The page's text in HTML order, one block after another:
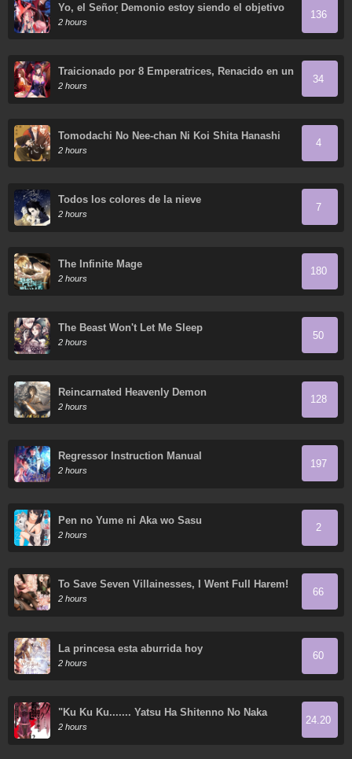
Yo, el Señor Demonio estoy siendo el objetivo
de mis discípulas
2 hours
136
Traicionado por 8 Emperatrices, Renacido en un
Arrepentimiento que Desgarra las Entrañas
2 hours
34
Tomodachi No Nee-chan Ni Koi Shita Hanashi
2 hours
4
Todos los colores de la nieve
2 hours
7
The Infinite Mage
2 hours
180
The Beast Won't Let Me Sleep
2 hours
50
Reincarnated Heavenly Demon
2 hours
128
Regressor Instruction Manual
2 hours
197
Pen no Yume ni Aka wo Sasu
2 hours
2
To Save Seven Villainesses, I Went Full Harem!
2 hours
66
La princesa esta aburrida hoy
2 hours
60
"Ku Ku Ku....... Yatsu Ha Shitenno No Naka
Demo Saijaku" To Kaiko Sareta Ore, Naze Ka
Yusha To Seijo No Shisho Ni Naru
2 hours
24.20